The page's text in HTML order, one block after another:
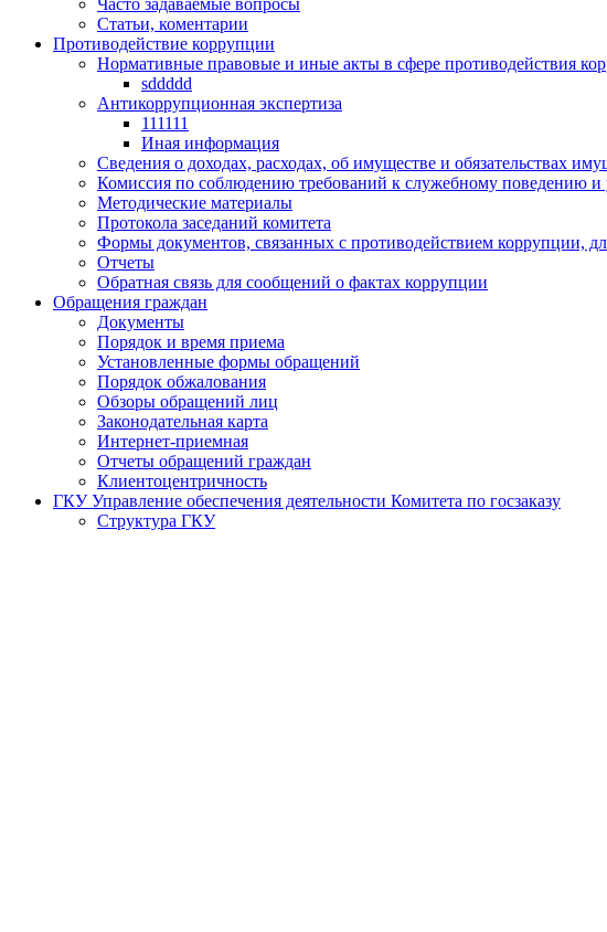
Статьи, коментарии
Противодействие коррупции
Нормативные правовые и иные акты в сфере противодействия
sddddd
Антикоррупционная экспертиза
111111
Иная информация
Сведения о доходах, расходах, об имуществе и обязательствах
Комиссия по соблюдению требований к служебному поведению и
Методические материалы
Протокола заседаний комитета
Формы документов, связанных с противодействием коррупции,
Отчеты
Обратная связь для сообщений о фактах коррупции
Обращения граждан
Документы
Порядок и время приема
Установленные формы обращений
Порядок обжалования
Обзоры обращений лиц
Законодательная карта
Интернет-приемная
Отчеты обращений граждан
Клиентоцентричность
ГКУ Управление обеспечения деятельности Комитета по госзаказу
Структура ГКУ